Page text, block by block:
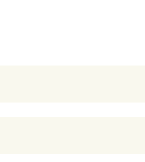
propuestas para integrar el